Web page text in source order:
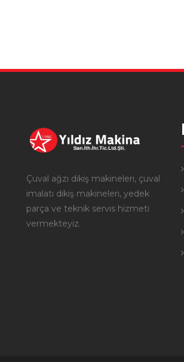
Çuval ağzı dikiş makineleri, çuval
imalatı dikiş makineleri, yedek
parça ve teknik servis hizmeti
vermekteyiz.